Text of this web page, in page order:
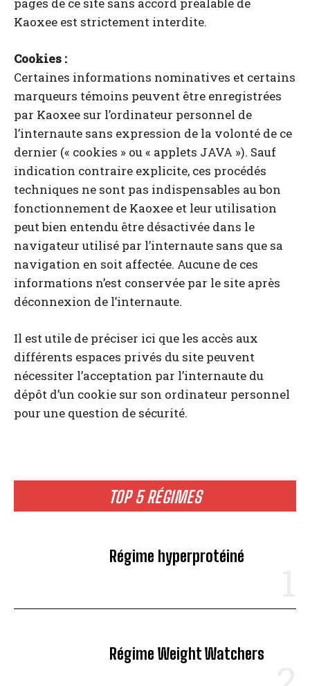
TOP 5 RÉGIMES
Régime hyperprotéiné
Régime Weight Watchers
Kaoxee est strictement interdite.
Cookies :
Certaines informations nominatives et certains
marqueurs témoins peuvent être enregistrées
par Kaoxee sur l’ordinateur personnel de
l’internaute sans expression de la volonté de ce
dernier (« cookies » ou « applets JAVA »). Sauf
indication contraire explicite, ces procédés
techniques ne sont pas indispensables au bon
fonctionnement de Kaoxee et leur utilisation
peut bien entendu être désactivée dans le
navigateur utilisé par l’internaute sans que sa
navigation en soit affectée. Aucune de ces
informations n’est conservée par le site après
déconnexion de l’internaute.
Il est utile de préciser ici que les accès aux
différents espaces privés du site peuvent
nécessiter l’acceptation par l’internaute du
dépôt d’un cookie sur son ordinateur personnel
pour une question de sécurité.